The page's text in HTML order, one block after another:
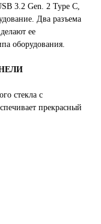
3.2 Gen. 2 Type C,
Два разъема
ее
оборудования.
стекла с
прекрасный